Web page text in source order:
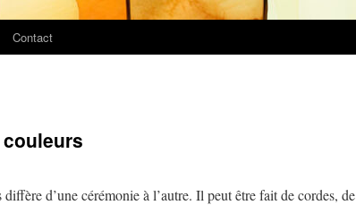
Contact
d’une cérémonie à l’autre. Il peut être fait de cordes, de